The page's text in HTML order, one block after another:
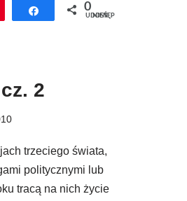
Przypnij Udostępnij
0
UDOSTĘPNIEŃ
2
trzeciego świata,
politycznymi lub
tracą na nich życie